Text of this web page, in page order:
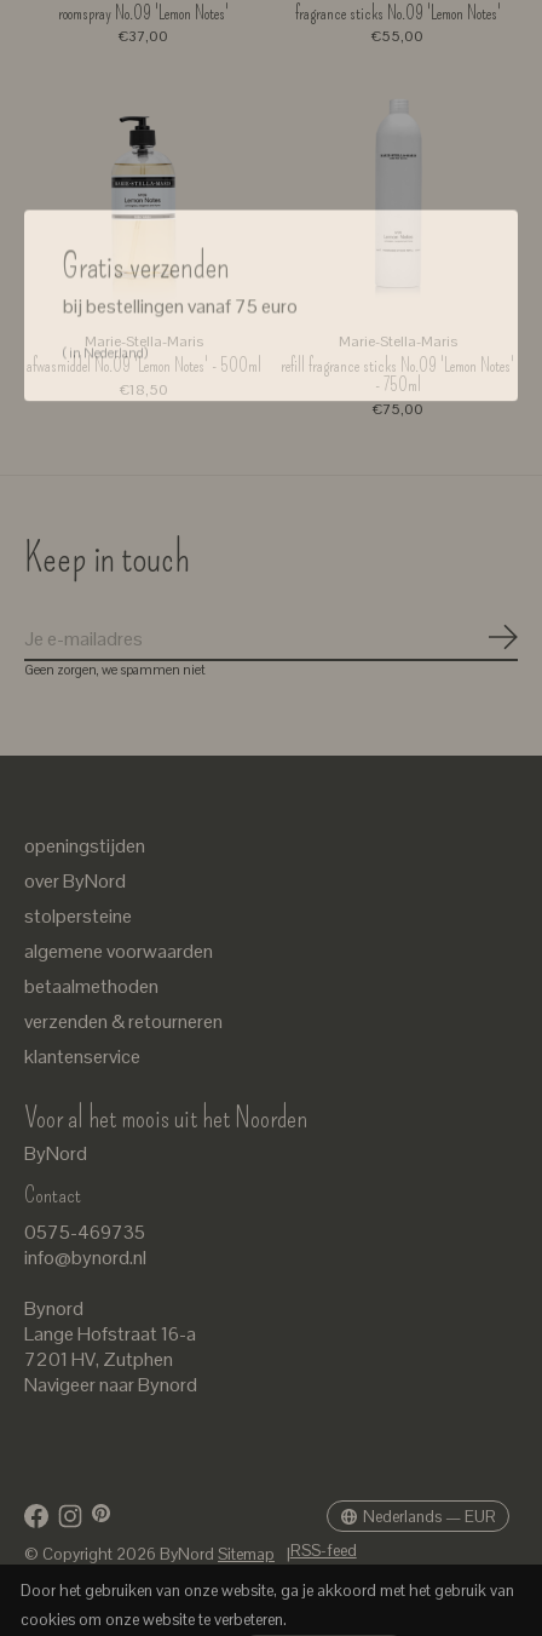
roomspray No.09 'Lemon Notes'
€37,00
fragrance sticks No.09 'Lemon Notes'
€55,00
Marie-Stella-Maris
afwasmiddel No.09 'Lemon Notes' - 500ml
€18,50
Marie-Stella-Maris
refill fragrance sticks No.09 'Lemon Notes'
- 750ml
€75,00
Keep in touch
Geen zorgen, we spammen niet
openingstijden
over ByNord
stolpersteine
algemene voorwaarden
betaalmethoden
verzenden & retourneren
klantenservice
Voor al het moois uit het Noorden
ByNord
Contact
0575-469735
info@bynord.nl
Bynord
Lange Hofstraat 16-a
7201 HV, Zutphen
Navigeer naar Bynord
© Copyright 2026 ByNord Sitemap |RSS-feed
Nederlands — EUR
Gratis verzenden
bij bestellingen vanaf 75 euro
( in Nederland)
Door het gebruiken van onze website, ga je akkoord met het gebruik van
cookies om onze website te verbeteren.